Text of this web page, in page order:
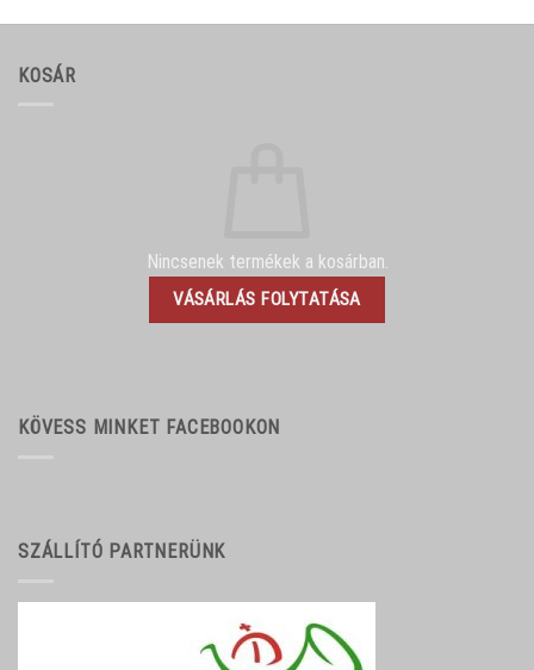
KOSÁR
Nincsenek termékek a kosárban.
VÁSÁRLÁS FOLYTATÁSA
KÖVESS MINKET FACEBOOKON
SZÁLLÍTÓ PARTNERÜNK